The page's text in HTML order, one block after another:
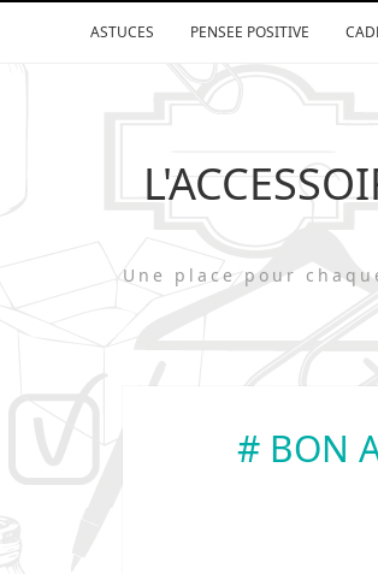
ASTUCES PENSEE POSITIVE
Une place pour
# BON